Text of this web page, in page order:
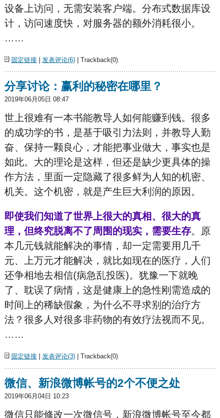
设备上访问，无需安装客户端。分布式数据库设
计，访问速度快，对服务器的额外消耗很小。
……
固定链接| 发表评论(6)| Trackback(0)
分享讨论：赢利的秘密在哪里？
2019年06月05日 08:47
世上很难有一本书能教导人如何能赚到钱。很多
的成功学的书，是基于吸引力法则，并教导人勤
奋、保持一颗良心，才能把事业做大，事实也是
如此。大的理论是这样，但还是缺少更具体的操
作方法，里面一定隐藏了很多鲜为人知的机密、
机关。这个机密，就是产生巨大利润的原因。
即使我们知道了世界上很大的真相、很大的真
理，但终究脱离不了周围的现实，需要生存。原
本几元钱就能解决的事情，却一定需要用几千
元、上万元才能解决，就比如现在的医疗，人们
还争相地去相信(病急乱投医)。犹豫一下就晚
了、耽误了病情，这是健康上的急性刚需造成的
时间上的稀缺假象，为什么不寻求别的治疗方
法？很多人对很多非药物的有效疗法视而不见。
……
固定链接| 发表评论(3)| Trackback(0)
微信、新浪微博帐号的2个不便之处
2019年06月04日 10:23
微信只能修改一次微信号，新浪微博帐号至今都